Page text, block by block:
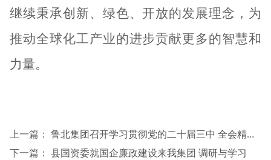
继续秉承创新、绿色、开放的发展理念，为
推动全球化工产业的进步贡献更多的智慧和
力量。
上一篇： 鲁北集团召开学习贯彻党的二十届三中 全会精神县委宣讲团报告会
下一篇： 县国资委就国企廉政建设来我集团 调研与学习